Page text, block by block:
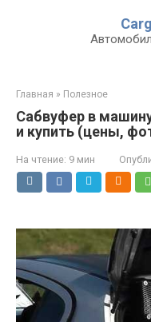
Главная » Полезное
Сабвуфер в
и купить (цены,
На чтение: 9 мин